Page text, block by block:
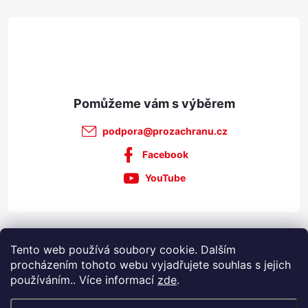
Tento web používá soubory cookie. Dalším
procházením tohoto webu vyjadřujete souhlas s jejich
používáním.. Více informací zde.
podpora@prozachranu.cz
Facebook
YouTube